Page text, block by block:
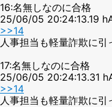
16:名無しなのに合格
25/06/05 20:24:13.19
>>14
人事担当も軽量詐欺に引
17:名無しなのに合格
25/06/05 20:24:13.31
>>14
人事担当も軽量詐欺に引